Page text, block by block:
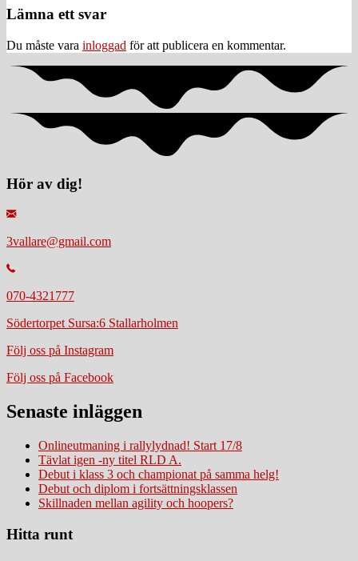
navigation
Läsarkommentarer
Lämna ett svar
Du måste vara inloggad för att publicera en kommentar.
Hör av dig!
3vallare@gmail.com
070-4321777
Södertorpet Sursa:6 Stallarholmen
Följ oss på Instagram
Följ oss på Facebook
Senaste inläggen
Onlineutmaning i rallylydnad! Start 17/8
Tävlat igen -ny titel RLD A.
Debut i klass 3 och championat på samma helg!
Debut och diplom i fortsättningsklassen
Skillnaden mellan agility och hoopers?
Hitta runt